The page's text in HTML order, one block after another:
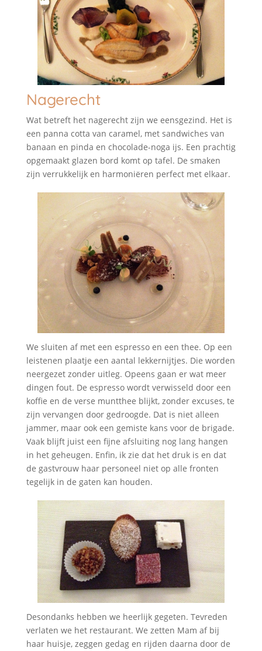
Nagerecht
Wat betreft het nagerecht zijn we eensgezind. Het is
een panna cotta van caramel, met sandwiches van
banaan en pinda en chocolade-noga ijs. Een prachtig
opgemaakt glazen bord komt op tafel. De smaken
zijn verrukkelijk en harmoniëren perfect met elkaar.
We sluiten af met een espresso en een thee. Op een
leistenen plaatje een aantal lekkernijtjes. Die worden
neergezet zonder uitleg. Opeens gaan er wat meer
dingen fout. De espresso wordt verwisseld door een
koffie en de verse muntthee blijkt, zonder excuses, te
zijn vervangen door gedroogde. Dat is niet alleen
jammer, maar ook een gemiste kans voor de brigade.
Vaak blijft juist een fijne afsluiting nog lang hangen
in het geheugen. Enfin, ik zie dat het druk is en dat
de gastvrouw haar personeel niet op alle fronten
tegelijk in de gaten kan houden.
Desondanks hebben we heerlijk gegeten. Tevreden
verlaten we het restaurant. We zetten Mam af bij
haar huisje, zeggen gedag en rijden daarna door de